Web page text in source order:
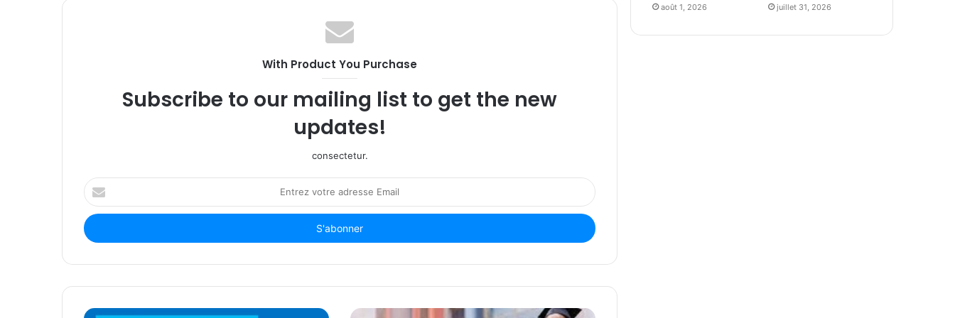
With Product You Purchase
Subscribe to our mailing list to get the new
updates!
consectetur.
Entrez
votre
adresse
Email
août 1, 2026 juillet 31, 2026